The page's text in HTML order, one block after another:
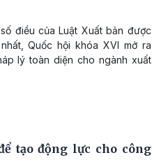
điều của Luật Xuất bản được
Quốc hội khóa XVI mở ra
lý toàn diện cho ngành xuất
tạo động lực cho công